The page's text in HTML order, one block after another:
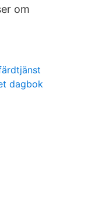
om
dagbok